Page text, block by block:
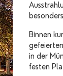
Binnen
in der
festen